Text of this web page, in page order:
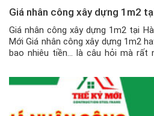
Giá nhân công xây dựng 1m2
Giá nhân công xây dựng 1m2 tại
Mới Giá nhân công xây dựng 1m2
bao nhiêu tiền… là câu hỏi mà rất
tâm. Tùy […]